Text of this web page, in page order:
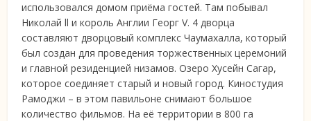
использовался домом приёма гостей. Там побывал
Николай ll и король Англии Георг V. 4 дворца
составляют дворцовый комплекс Чаумахалла, который
был создан для проведения торжественных церемоний
и главной резиденцией низамов. Озеро Хусейн Сагар,
которое соединяет старый и новый город. Киностудия
Рамоджи – в этом павильоне снимают большое
количество фильмов. На её территории в 800 га